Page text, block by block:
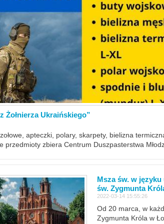
Żołnierza Ukraińskiego”
apteczki, polary, skarpety, bielizna
przedmioty zbiera Centrum Duszpasterstwa
Msza św. w
św. Zygmunta
2022-03-14 15:55:26
Od 20 marca, w
Zygmunta Króla w